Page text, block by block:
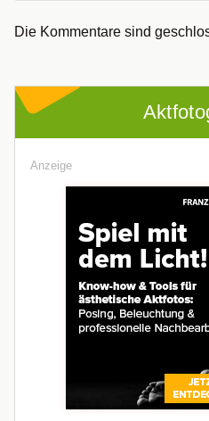
Die Kommentare sind
Anzeige